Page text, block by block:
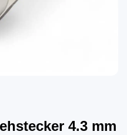
4.3 mm